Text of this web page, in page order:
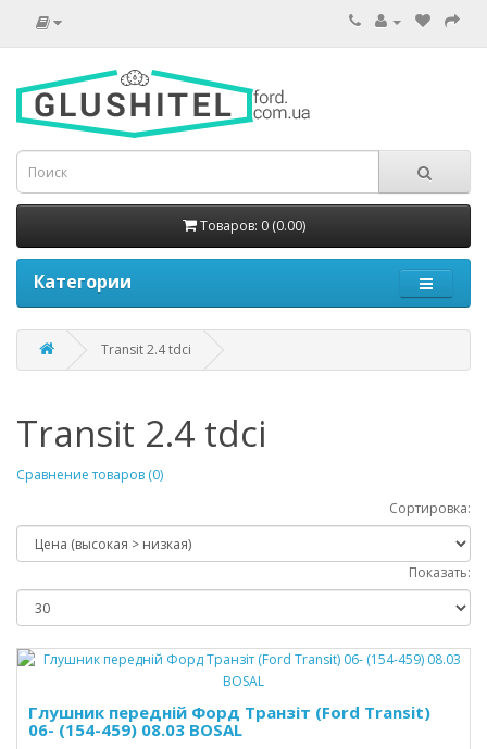
Товаров: 0 (0.00)
Категории
Transit 2.4 tdci
Transit 2.4 tdci
Сравнение товаров (0)
Сортировка:
Показать:
Глушник передній Форд Транзіт (Ford Transit)
06- (154-459) 08.03 BOSAL